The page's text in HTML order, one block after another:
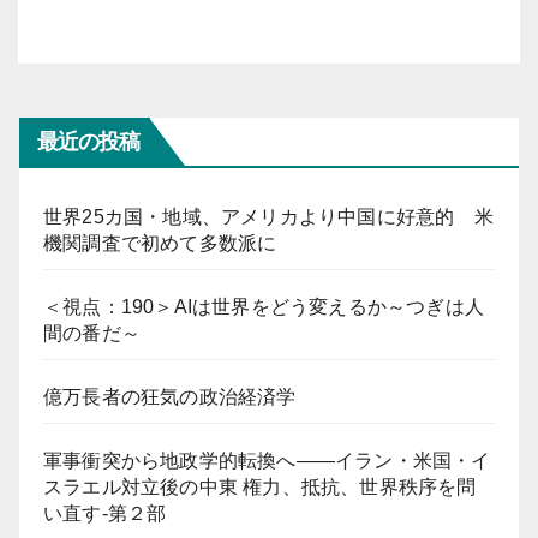
最近の投稿
世界25カ国・地域、アメリカより中国に好意的 米
機関調査で初めて多数派に
＜視点：190＞AIは世界をどう変えるか～つぎは人
間の番だ～
億万長者の狂気の政治経済学
軍事衝突から地政学的転換へ――イラン・米国・イ
スラエル対立後の中東 権力、抵抗、世界秩序を問
い直す-第２部